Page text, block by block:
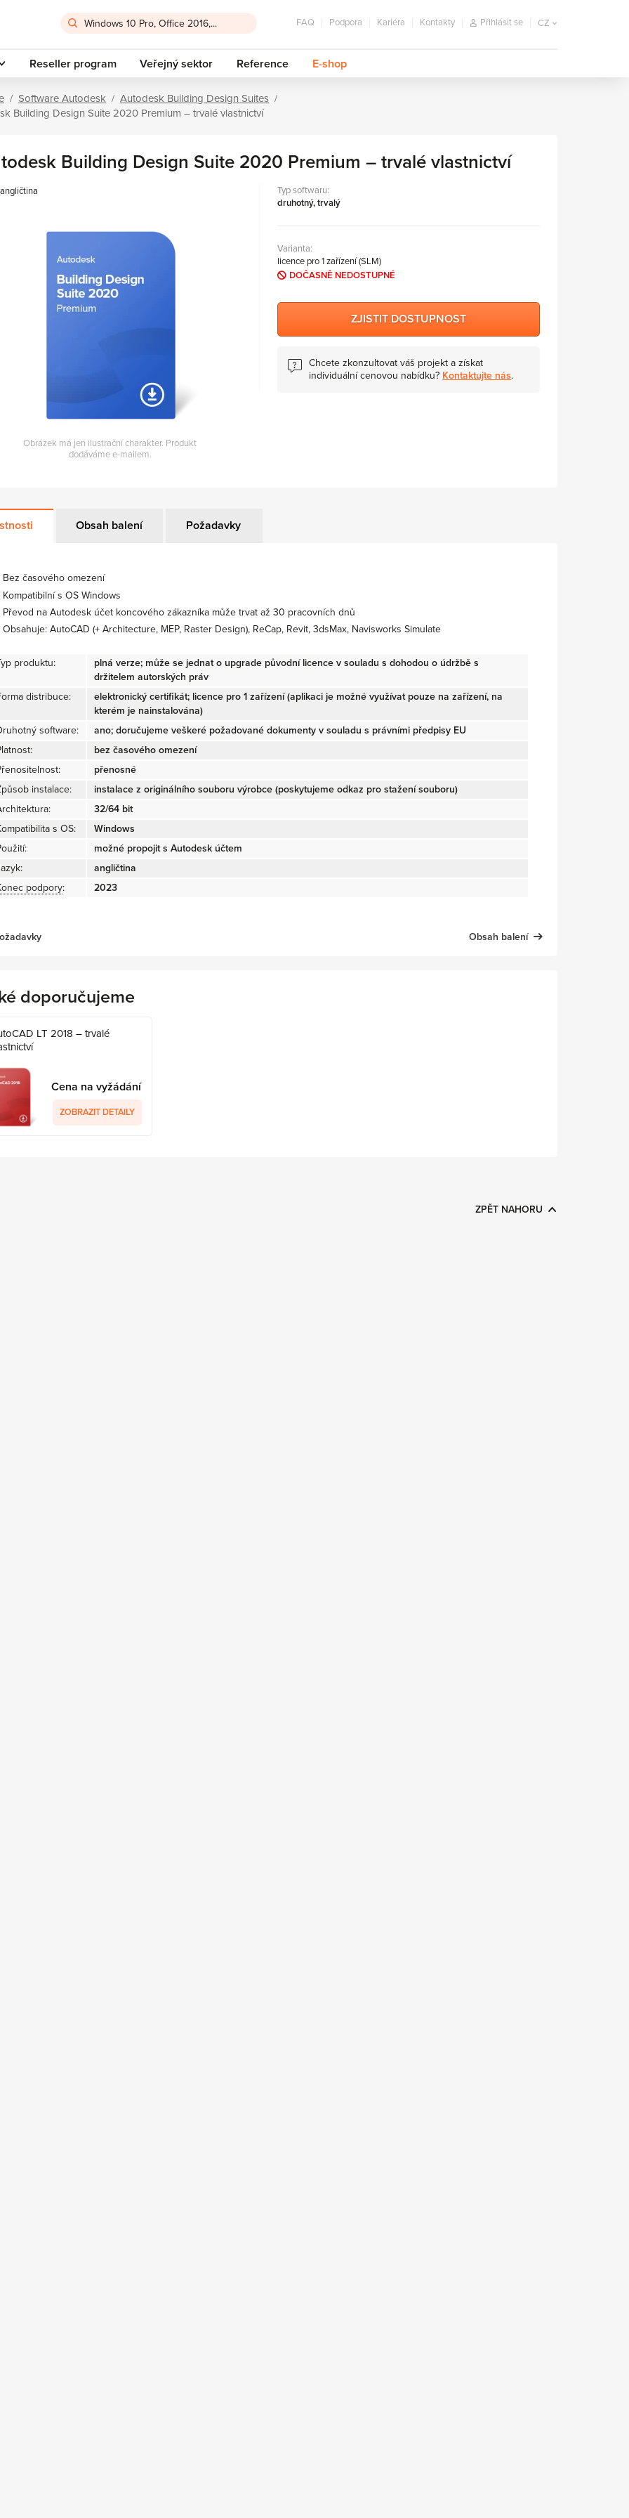
FAQ Podpora Kariéra Kontakty Přihlásit se CZ
Reseller program Veřejný sektor Reference E-shop
Software Autodesk
Autodesk Building Design Suites
Building Design Suite 2020 Premium – trvalé vlastnictví
Building Design Suite 2020 Premium – trvalé vlastnictví
angličtina
Obrázek má jen ilustrační charakter. Produkt
dodáváme e-mailem.
Typ softwaru:
druhotný, trvalý
Varianta:
licence pro 1 zařízení (SLM)
DOČASNĚ NEDOSTUPNÉ
ZJISTIT DOSTUPNOST
Chcete zkonzultovat váš projekt a získat
individuální cenovou nabídku? Kontaktujte nás.
Obsah balení Požadavky
Bez časového omezení
Kompatibilní s OS Windows
Převod na Autodesk účet koncového zákazníka může trvat až 30 pracovních dnů
Obsahuje: AutoCAD (+ Architecture, MEP, Raster Design), ReCap, Revit, 3dsMax, Navisworks Simulate
produktu:
plná verze; může se jednat o upgrade původní licence v souladu s dohodou o údržbě s
držitelem autorských práv
distribuce:
elektronický certifikát; licence pro 1 zařízení (aplikaci je možné využívat pouze na zařízení, na
kterém je nainstalována)
software:
ano; doručujeme veškeré požadované dokumenty v souladu s právními předpisy EU
bez časového omezení
přenosné
instalace:
instalace z originálního souboru výrobce (poskytujeme odkaz pro stažení souboru)
32/64 bit
s OS:
Windows
možné propojit s Autodesk účtem
angličtina
podpory: 2023
Obsah balení
doporučujeme
LT 2018 – trvalé
Cena na vyžádání
ZOBRAZIT DETAILY
ZPĚT NAHORU